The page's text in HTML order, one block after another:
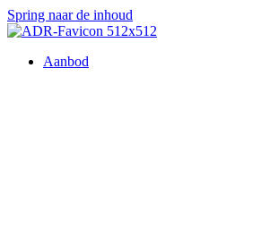
Spring naar de inhoud
Aanbod